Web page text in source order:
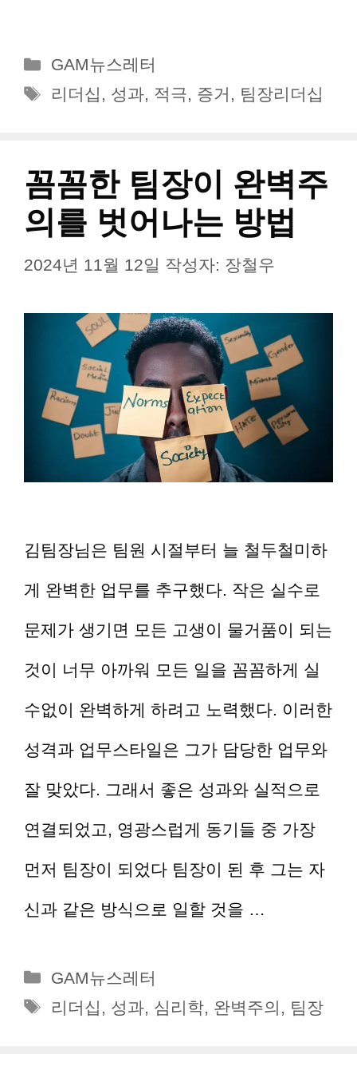
카
테
GAM뉴스레터
태
리더십 , 성과, 적극, 증거 , 팀장리더십
꼼꼼한 팀장이 완벽주
의를 벗어나는 방법
2024년 11월 12일 작성자: 장철우
김팀장님은 팀원 시절부터 늘 철두철미하
게 완벽한 업무를 추구했다. 작은 실수로
문제가 생기면 모든 고생이 물거품이 되는
것이 너무 아까워 모든 일을 꼼꼼하게 실
수없이 완벽하게 하려고 노력했다. 이러한
성격과 업무스타일은 그가 담당한 업무와
잘 맞았다. 그래서 좋은 성과와 실적으로
연결되었고, 영광스럽게 동기들 중 가장
먼저 팀장이 되었다 팀장이 된 후 그는 자
신과 같은 방식으로 일할 것을 …
카
테
GAM뉴스레터
태
리더십 , 성과, 심리학, 완벽주의 , 팀장